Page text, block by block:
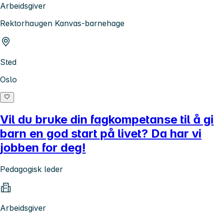
Arbeidsgiver
Rektorhaugen Kanvas-barnehage
Sted
Oslo
Vil du bruke din fagkompetanse til å gi
barn en god start på livet? Da har vi
jobben for deg!
Pedagogisk leder
Arbeidsgiver